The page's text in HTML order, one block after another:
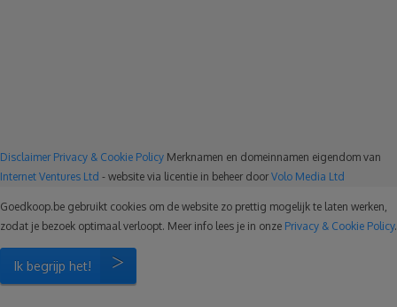
Disclaimer Privacy & Cookie Policy Merknamen en domeinnamen eigendom van
Internet Ventures Ltd - website via licentie in beheer door Volo Media Ltd
Goedkoop.be gebruikt cookies om de website zo prettig mogelijk te laten werken,
zodat je bezoek optimaal verloopt. Meer info lees je in onze Privacy & Cookie Policy.
Ik begrijp het!